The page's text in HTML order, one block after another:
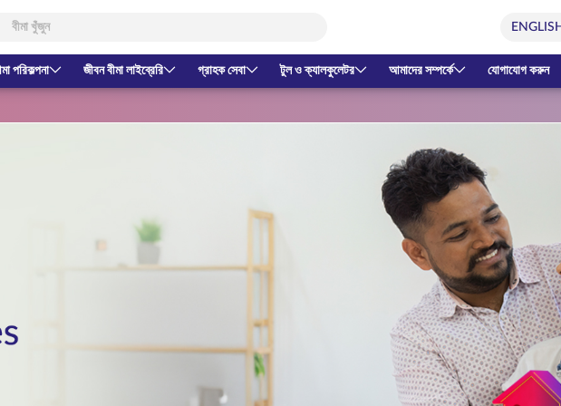
পরিকল্পনা জীবন বীমা লাইব্রেরি গ্রাহক সেবা টুল ও ক্যালকুলেটর আমাদের সম্পর্কে যোগাযোগ করুন